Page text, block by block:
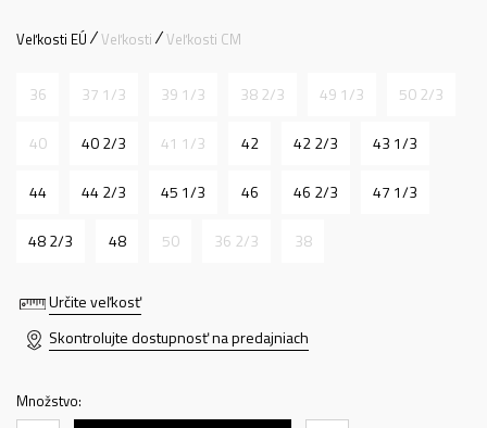
Určite veľkosť
Veľkosti EÚ Veľkosti Veľkosti CM
36 37 1/3 39 1/3 38 2/3 49 1/3 50 2/3
40 40 2/3 41 1/3 42 42 2/3 43 1/3
44 44 2/3 45 1/3 46 46 2/3 47 1/3
48 2/3 48 50 36 2/3 38
Skontrolujte dostupnosť na predajniach
Množstvo: